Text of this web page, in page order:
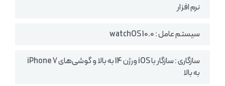
نرم افزار
سیستم عامل : watchOS 10.0
سازگاری : سازگار با iOS ورژن 14 به بالا و گوشی‌های iPhone 7
به بالا